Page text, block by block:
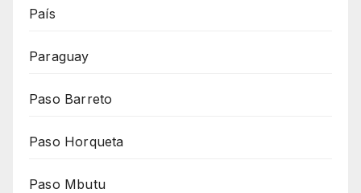
País
Paraguay
Paso Barreto
Paso Horqueta
Paso Mbutu